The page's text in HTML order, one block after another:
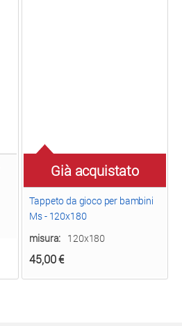
Già acquistato
Tappeto da gioco per bambini
Ms - 120x180
misura: 120x180
45,00€